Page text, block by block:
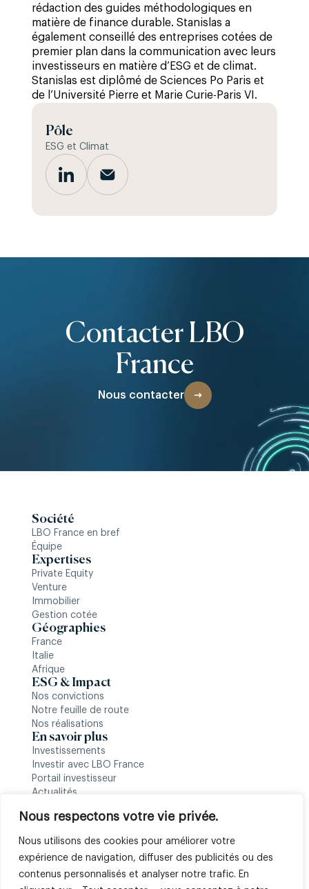
Nous respectons votre vie privée.
Nous utilisons des cookies pour améliorer votre
expérience de navigation, diffuser des publicités ou des
contenus personnalisés et analyser notre trafic. En
rédaction des guides méthodologiques en
matière de finance durable. Stanislas a
également conseillé des entreprises cotées de
premier plan dans la communication avec leurs
investisseurs en matière d’ESG et de climat.
Stanislas est diplômé de Sciences Po Paris et
de l’Université Pierre et Marie Curie-Paris VI.
Pôle
ESG et Climat
Contacter LBO
France
Nous contacter
Société
LBO France en bref
Équipe
Expertises
Private Equity
Venture
Immobilier
Gestion cotée
Géographies
France
Italie
Afrique
ESG & Impact
Nos convictions
Notre feuille de route
Nos réalisations
En savoir plus
Investissements
Investir avec LBO France
Portail investisseur
Actualités